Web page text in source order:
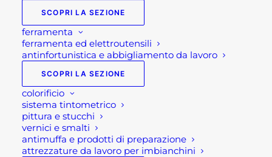
SCOPRI LA SEZIONE
ferramenta
ferramenta ed elettroutensili
antinfortunistica e abbigliamento da lavoro
SCOPRI LA SEZIONE
colorificio
sistema tintometrico
pittura e stucchi
vernici e smalti
antimuffa e prodotti di preparazione
attrezzature da lavoro per imbianchini